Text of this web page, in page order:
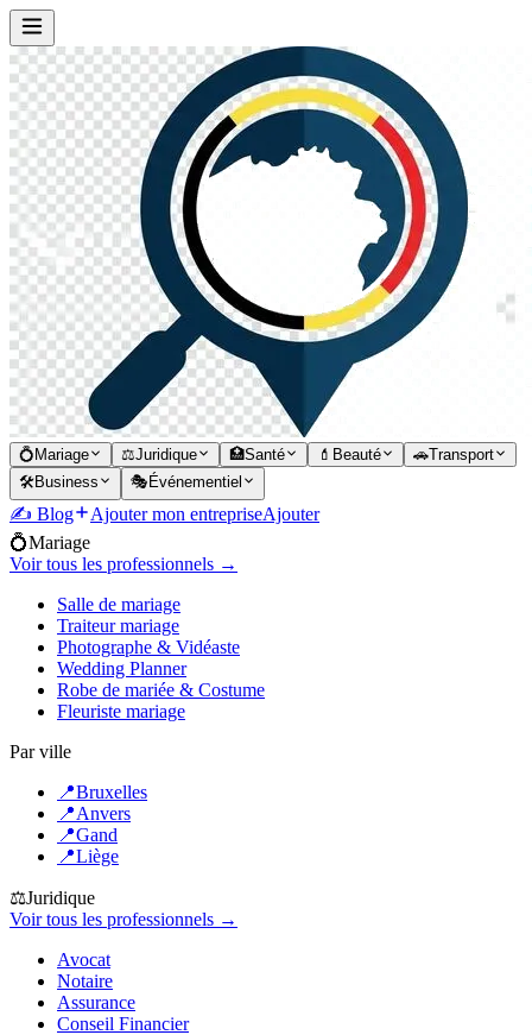
💍 Mariage ⚖️Juridique 🏥Santé 💄 Beauté 🚗Transport
🛠️Business 🎭 Événementiel
✍️ Blog Ajouter mon entrepriseAjouter
💍Mariage
Voir tous les professionnels →
Salle de mariage
Traiteur mariage
Photographe & Vidéaste
Wedding Planner
Robe de mariée & Costume
Fleuriste mariage
Par ville
📍Bruxelles
📍Anvers
📍Gand
📍Liège
⚖️Juridique
Voir tous les professionnels →
Avocat
Notaire
Assurance
Conseil Financier